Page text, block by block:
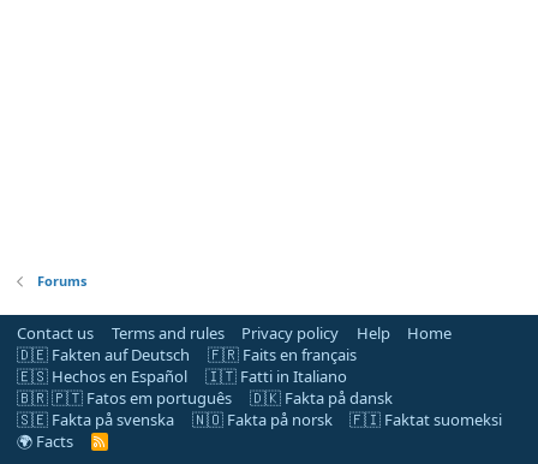
Forums
Contact us Terms and rules Privacy policy Help
Home
🇩🇪 Fakten auf Deutsch
🇫🇷 Faits en français
🇪🇸 Hechos en Español
🇮🇹 Fatti in Italiano
🇧🇷 🇵🇹 Fatos em português
🇩🇰 Fakta på dansk
🇸🇪 Fakta på svenska
🇳🇴 Fakta på norsk
🇫🇮 Faktat suomeksi
🌍 Facts
R